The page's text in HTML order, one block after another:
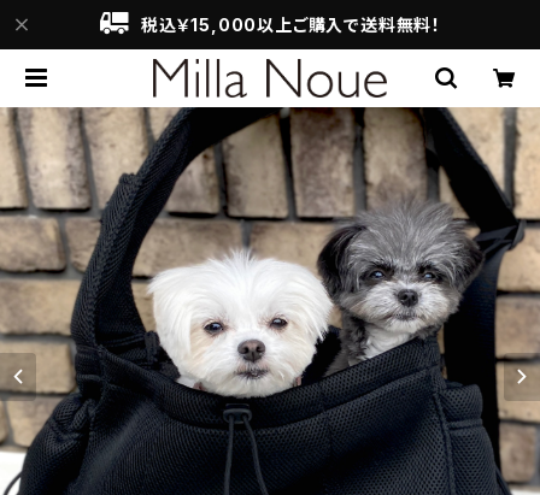
税込￥15,000以上ご購入で送料無料！